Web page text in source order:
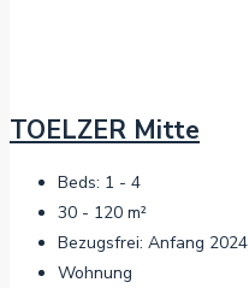
TOELZER Mitte
Beds: 1 - 4
30 - 120 m²
Bezugsfrei: Anfang 2024
Wohnung